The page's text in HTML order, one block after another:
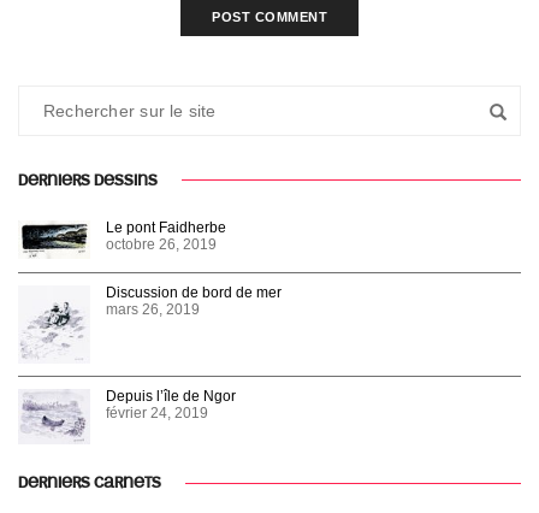
DERNIERS DESSINS
Le pont Faidherbe
octobre 26, 2019
Discussion de bord de mer
mars 26, 2019
Depuis l’île de Ngor
février 24, 2019
DERNIERS CARNETS